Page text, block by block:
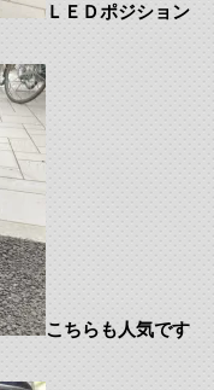
ＬＥＤポジション
こちらも人気です